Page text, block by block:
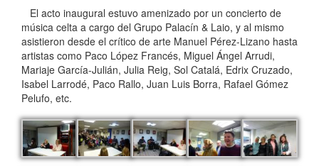
El acto inaugural estuvo amenizado por un concierto de
música celta a cargo del Grupo Palacín & Laio, y al mismo
asistieron desde el crítico de arte Manuel Pérez-Lizano hasta
artistas como Paco López Francés, Miguel Ángel Arrudi,
Mariaje García-Julián, Julia Reig, Sol Catalá, Edrix Cruzado,
Isabel Larrodé, Paco Rallo, Juan Luis Borra, Rafael Gómez
Pelufo, etc.